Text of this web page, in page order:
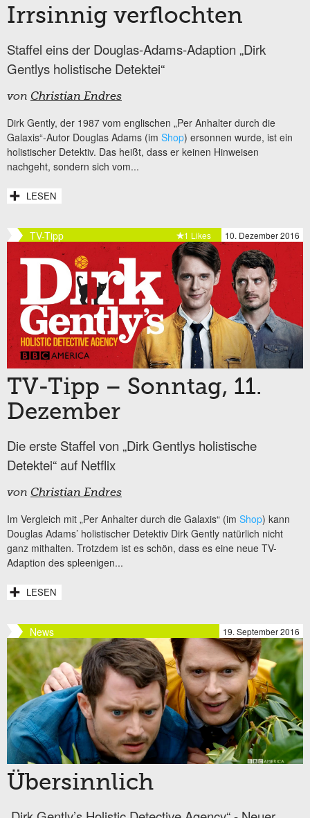
Irrsinnig verflochten
Staffel eins der Douglas-Adams-Adaption „Dirk
Gentlys holistische Detektei“
von Christian Endres
Dirk Gently, der 1987 vom englischen „Per Anhalter durch die
Galaxis“-Autor Douglas Adams (im Shop) ersonnen wurde, ist ein
holistischer Detektiv. Das heißt, dass er keinen Hinweisen
nachgeht, sondern sich vom...
LESEN
TV-Tipp 10. Dezember 2016
1 Likes
TV-Tipp – Sonntag, 11.
Dezember
Die erste Staffel von „Dirk Gentlys holistische
Detektei“ auf Netflix
von Christian Endres
Im Vergleich mit „Per Anhalter durch die Galaxis“ (im Shop) kann
Douglas Adams’ holistischer Detektiv Dirk Gently natürlich nicht
ganz mithalten. Trotzdem ist es schön, dass es eine neue TV-
Adaption des spleenigen...
LESEN
News 19. September 2016
Übersinnlich